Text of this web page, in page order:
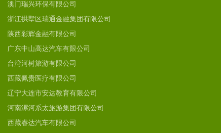
澳门瑞兴环保有限公司
浙江拱墅区瑞通金融集团有限公司
陕西彩辉金融有限公司
广东中山高达汽车有限公司
台湾河树旅游有限公司
西藏佩贵医疗有限公司
辽宁大连市安达教育有限公司
河南漯河系太旅游集团有限公司
西藏睿达汽车有限公司